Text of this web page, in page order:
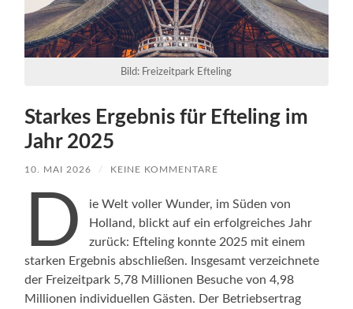
Bild: Freizeitpark Efteling
Starkes Ergebnis für Efteling im
Jahr 2025
10. MAI 2026 / KEINE KOMMENTARE
D
ie Welt voller Wunder, im Süden von
Holland, blickt auf ein erfolgreiches Jahr
zurück: Efteling konnte 2025 mit einem
starken Ergebnis abschließen. Insgesamt verzeichnete
der Freizeitpark 5,78 Millionen Besuche von 4,98
Millionen individuellen Gästen. Der Betriebsertrag